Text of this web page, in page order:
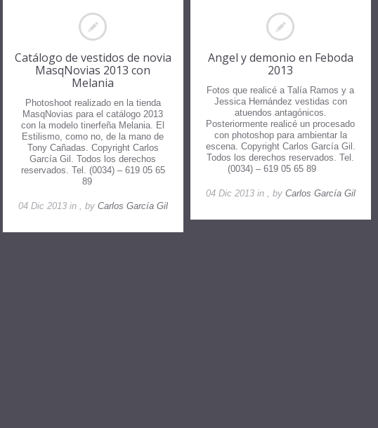
Catálogo de vestidos de novia
MasqNovias 2013 con
Melania
Photoshoot realizado en la tienda
MasqNovias para el catálogo 2013
con la modelo tinerfeña Melania. El
Estilismo, como no, de la mano de
Tony Cañadas. Copyright Carlos
García Gil. Todos los derechos
reservados. Tel. (0034) – 619 05 65
89
04 Dic 2013 in , by Carlos García Gil
Angel y demonio en Feboda
2013
Fotos que realicé a Talía Ramos y a
Jessica Hernández vestidas con
atuendos antagónicos.
Posteriormente realicé un procesado
con photoshop para ambientar la
escena. Copyright Carlos García Gil.
Todos los derechos reservados. Tel.
(0034) – 619 05 65 89
04 Dic 2013 in , by Carlos García Gil